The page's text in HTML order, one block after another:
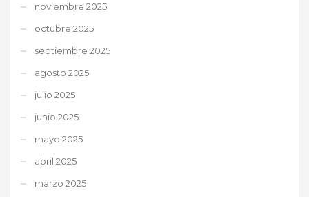
noviembre 2025
octubre 2025
septiembre 2025
agosto 2025
julio 2025
junio 2025
mayo 2025
abril 2025
marzo 2025